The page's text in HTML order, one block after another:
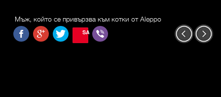
Мъж, който се привързва към котки от Aleppo
SAVE